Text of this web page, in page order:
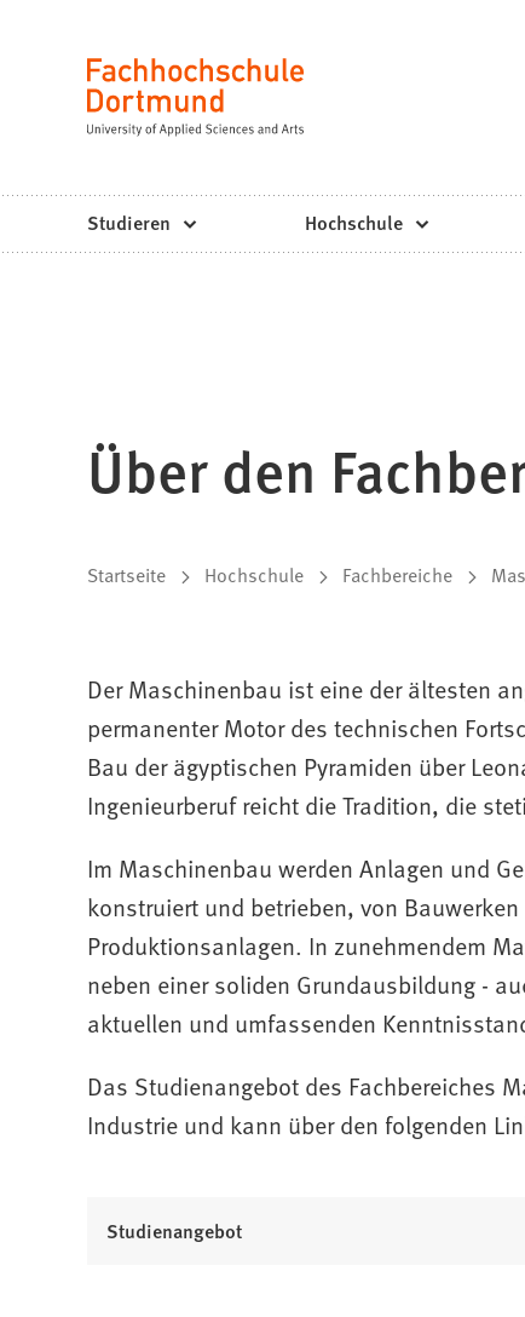
Dortmund
-
Studiengänge,
Bewerbung
Sprache
Studieren Hochschule
Über den
Sie
sich
hier:
Startseite Hochschule Fachbereiche
Der Maschinenbau ist eine der ältesten
permanenter Motor des technischen
Bau der ägyptischen Pyramiden über
Ingenieurberuf reicht die Tradition, die
Im Maschinenbau werden Anlagen und
konstruiert und betrieben, von
Produktionsanlagen. In zunehmendem
neben einer soliden Grundausbildung -
aktuellen und umfassenden
Das Studienangebot des Fachbereiches
Industrie und kann über den folgenden
Studienangebot